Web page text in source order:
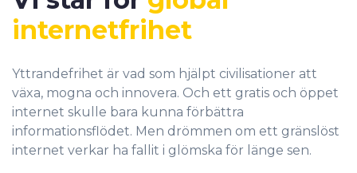
internetfrihet
Yttrandefrihet är vad som hjälpt civilisationer att
växa, mogna och innovera. Och ett gratis och öppet
internet skulle bara kunna förbättra
informationsflödet. Men drömmen om ett gränslöst
internet verkar ha fallit i glömska för länge sen.